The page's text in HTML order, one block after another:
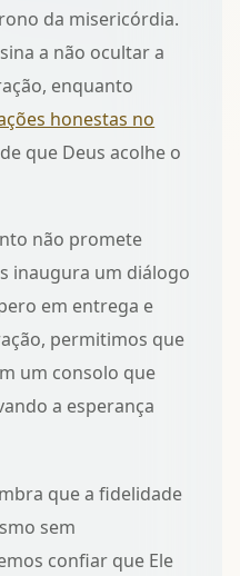
da misericórdia.
a não ocultar a
enquanto
honestas no
que Deus acolhe o
não promete
inaugura um diálogo
em entrega e
permitimos que
um consolo que
a esperança
que a fidelidade
sem
confiar que Ele